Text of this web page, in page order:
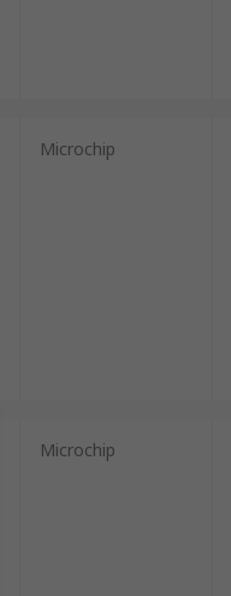
Microchip
Microchip